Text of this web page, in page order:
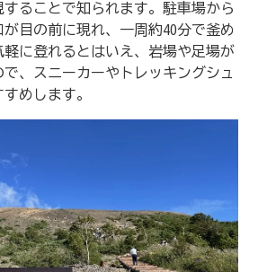
ることで知られます。駐車場から
目の前に現れ、一周約40分で釜め
軽に登れるとはいえ、岩場や足場が
、スニーカーやトレッキングシュ
めします。